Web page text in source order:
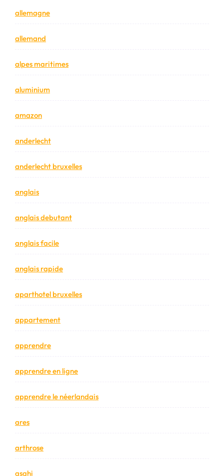
allemagne
allemand
alpes maritimes
aluminium
amazon
anderlecht
anderlecht bruxelles
anglais
anglais debutant
anglais facile
anglais rapide
aparthotel bruxelles
appartement
apprendre
apprendre en ligne
apprendre le néerlandais
ares
arthrose
asahi